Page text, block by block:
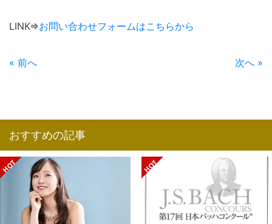
LINK⇒お問い合わせフォームはこちらから
« 前へ 次へ »
おすすめの記事